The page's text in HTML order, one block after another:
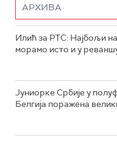
Илић за РТС: Најбољи
морамо исто и у
Јуниорке Србије у
Белгија поражена